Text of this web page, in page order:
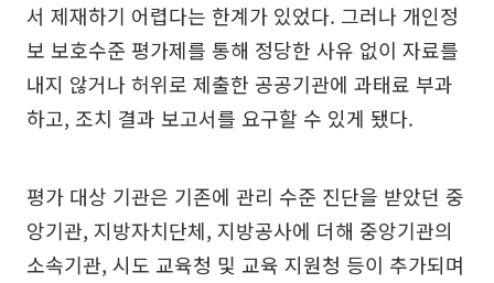
서 제재하기 어렵다는 한계가 있었다. 그러나 개인정
보 보호수준 평가제를 통해 정당한 사유 없이 자료를
내지 않거나 허위로 제출한 공공기관에 과태료 부과
하고, 조치 결과 보고서를 요구할 수 있게 됐다.
평가 대상 기관은 기존에 관리 수준 진단을 받았던 중
앙기관, 지방자치단체, 지방공사에 더해 중앙기관의
소속기관, 시도 교육청 및 교육 지원청 등이 추가되며